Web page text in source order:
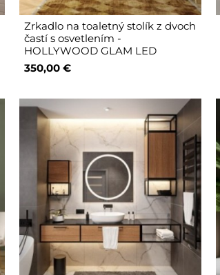
Zrkadlo na toaletný stolík z dvoch
častí s osvetlením -
HOLLYWOOD GLAM LED
350,00 €